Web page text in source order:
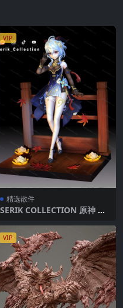
VIP
精选散件
SERIK COLLECTION 原神 甘
VIP